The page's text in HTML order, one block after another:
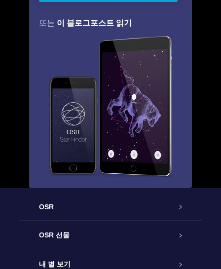
또는 이 블로그포스트 읽기
OSR
고객 서비스
연락처
OSR 선물
온라인 별 선물
내 별 보기